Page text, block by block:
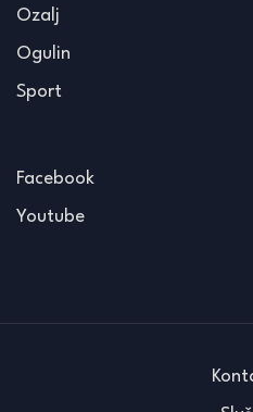
Ozalj
Ogulin
Sport
Facebook
Youtube